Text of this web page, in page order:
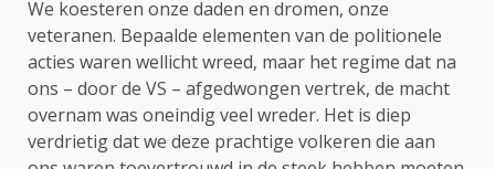
We koesteren onze daden en dromen, onze
veteranen. Bepaalde elementen van de politionele
acties waren wellicht wreed, maar het regime dat na
ons – door de VS – afgedwongen vertrek, de macht
overnam was oneindig veel wreder. Het is diep
verdrietig dat we deze prachtige volkeren die aan